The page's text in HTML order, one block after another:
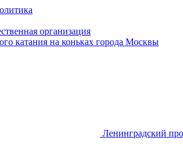
организация
катания на коньках города Москвы
Ленинградский